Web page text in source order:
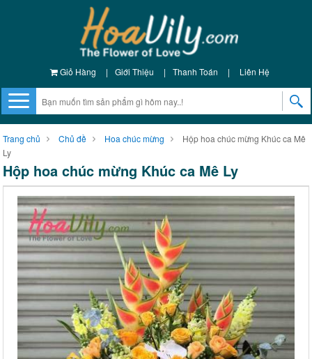
Giỏ Hàng | Giới Thiệu | Thanh Toán | Liên Hệ
Trang chủ Chủ đề Hoa chúc mừng
Hộp hoa chúc mừng Khúc ca Mê
Ly
Hộp hoa chúc mừng Khúc ca Mê Ly